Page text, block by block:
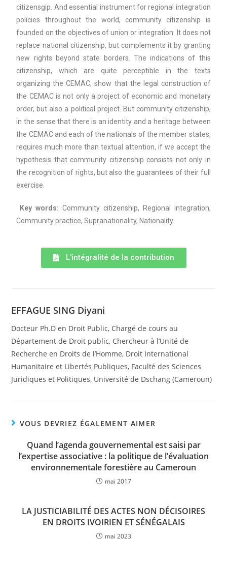
citizensgip. And essential instrument for regional integration
policies throughout the world, community citizenship is
founded on the objectives of union or integration. It does not
replace national citizenship, but complements it by granting
new rights beyond state borders. The indications of this
citizenship, which are quite perceptible in the texts
organizing the CEMAC, show that the legal construction of
the CEMAC is not only a project of economic and monetary
order, but also a political project. But community citizenship,
in the sense that there is an identity and a heritage between
the CEMAC and each of the nationals of the member states,
requires much more than textual attention, if we accept the
hypothesis that community citizenship consists not only in
the recognition of rights, but also the guarantees of their full
exercise.
Key words:Community citizenship, Regional integration,
Community practice, Supranationality, Nationality.
L'intégralité de la contribution
EFFAGUE SING Diyani
Docteur Ph.D en Droit Public, Chargé de cours au
Département de Droit public, Chercheur à l’Unité de
Recherche en Droits de l’Homme, Droit International
Humanitaire et Libertés Publiques, Faculté des Sciences
Juridiques et Politiques, Université de Dschang (Cameroun)
VOUS DEVRIEZ ÉGALEMENT AIMER
Quand l’agenda gouvernemental est saisi par
l’expertise associative : la politique de l’évaluation
environnementale forestière au Cameroun
mai 2017
LA JUSTICIABILITÉ DES ACTES NON DÉCISOIRES
EN DROITS IVOIRIEN ET SÉNÉGALAIS
mai 2023